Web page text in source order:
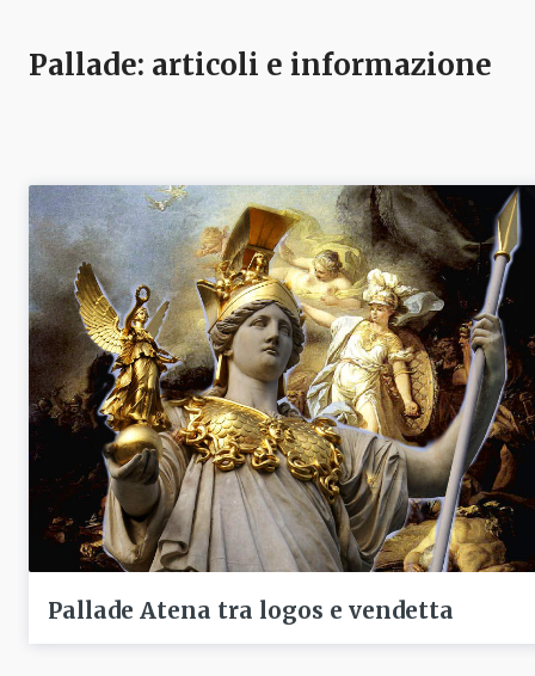
Pallade: articoli e informazione
Pallade Atena tra logos e vendetta